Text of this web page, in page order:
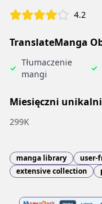
4.2
TranslateManga
Tłumaczenie
mangi
Miesięczni
299K
manga library user-
extensive collection